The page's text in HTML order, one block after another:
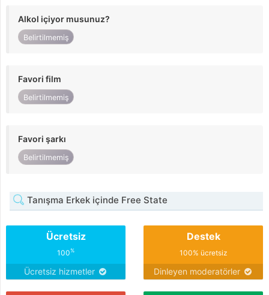
Alkol içiyor musunuz?
Belirtilmemiş
Favori film
Belirtilmemiş
Favori şarkı
Belirtilmemiş
Tanışma Erkek içinde Free State
Ücretsiz
100%
Ücretsiz hizmetler
Destek
100% ücretsiz
Dinleyen moderatörler